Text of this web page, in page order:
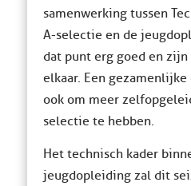
samenwerking tussen
A-selectie en de
dat punt erg goed en
elkaar. Een
ook om meer
selectie te hebben.
Het technisch kader
jeugdopleiding zal dit